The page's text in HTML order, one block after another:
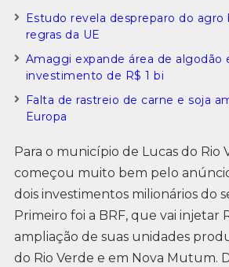
Estudo revela despreparo do agro
regras da UE
Amaggi expande área de algodão
investimento de R$ 1 bi
Falta de rastreio de carne e soja
Europa
Para o município de Lucas do Rio
começou muito bem pelo
dois investimentos milionários do
Primeiro foi a BRF, que vai injetar
ampliação de suas unidades
do Rio Verde e em Nova Mutum.